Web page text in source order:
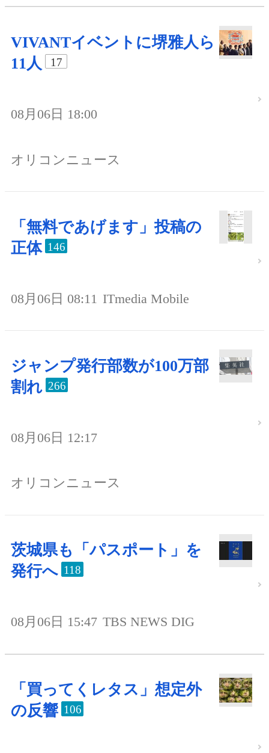
VIVANTイベントに堺雅人ら
11人
17
08月06日 18:00
オリコンニュース
「無料であげます」投稿の
正体 146
08月06日 08:11 ITmedia Mobile
ジャンプ発行部数が100万部
割れ 266
08月06日 12:17
オリコンニュース
茨城県も「パスポート」を
発行へ 118
08月06日 15:47 TBS NEWS DIG
「買ってくレタス」想定外
の反響 106